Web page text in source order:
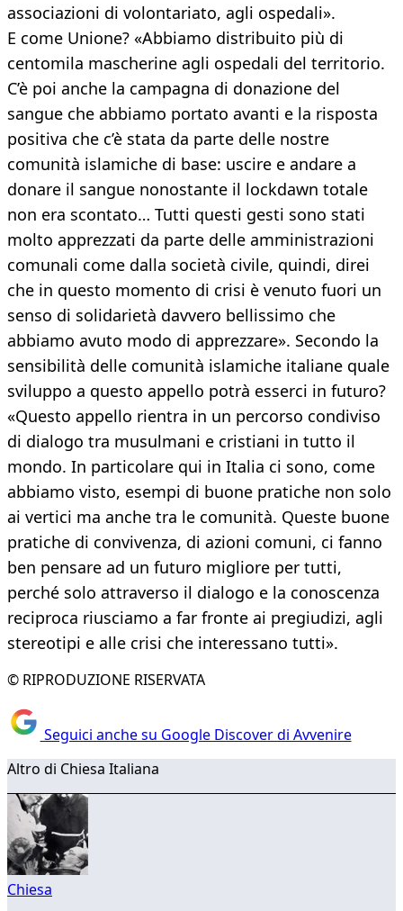
associazioni di volontariato, agli ospedali».
E come Unione? «Abbiamo distribuito più di
centomila mascherine agli ospedali del territorio.
C’è poi anche la campagna di donazione del
sangue che abbiamo portato avanti e la risposta
positiva che c’è stata da parte delle nostre
comunità islamiche di base: uscire e andare a
donare il sangue nonostante il lockdawn totale
non era scontato… Tutti questi gesti sono stati
molto apprezzati da parte delle amministrazioni
comunali come dalla società civile, quindi, direi
che in questo momento di crisi è venuto fuori un
senso di solidarietà davvero bellissimo che
abbiamo avuto modo di apprezzare». Secondo la
sensibilità delle comunità islamiche italiane quale
sviluppo a questo appello potrà esserci in futuro?
«Questo appello rientra in un percorso condiviso
di dialogo tra musulmani e cristiani in tutto il
mondo. In particolare qui in Italia ci sono, come
abbiamo visto, esempi di buone pratiche non solo
ai vertici ma anche tra le comunità. Queste buone
pratiche di convivenza, di azioni comuni, ci fanno
ben pensare ad un futuro migliore per tutti,
perché solo attraverso il dialogo e la conoscenza
reciproca riusciamo a far fronte ai pregiudizi, agli
stereotipi e alle crisi che interessano tutti».
© RIPRODUZIONE RISERVATA
Seguici anche su Google Discover di Avvenire
Altro di Chiesa Italiana
Chiesa